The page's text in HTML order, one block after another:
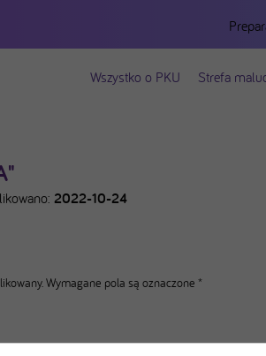
Wszystko o PKU Strefa
2022-10-24
Wymagane pola są oznaczone *